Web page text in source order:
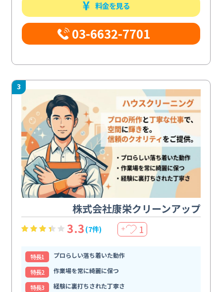
料金を見る
03-6632-7701
3
株式会社康栄クリーンアップ
3.3 (7件) ＋ 1
特⻑1
プロらしい落ち着いた動作
特⻑2
作業場を常に綺麗に保つ
特⻑3
経験に裏打ちされた丁寧さ